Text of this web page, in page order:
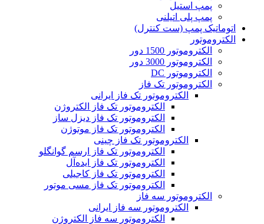
پمپ استیل
پمپ پلی اتیلنی
اتوماتیک پمپ (ست کنترل)
الکتروموتور
الکتروموتور 1500 دور
الکتروموتور 3000 دور
الکتروموتور DC
الکتروموتور تک فاز
الکتروموتور تک فاز ایرانی
الکتروموتور تک فاز الکتروژن
الکتروموتور تک فاز دیزل ساز
الکتروموتور تک فاز موتوژن
الکتروموتور تک فاز چینی
الکتروموتور تک فاز ارسم گوانگلو
الکتروموتور تک فاز ایده‌آل
الکتروموتور تک فاز کاجیلی
الکتروموتور تک فاز مسی موتور
الکتروموتور سه فاز
الکتروموتور سه فاز ایرانی
الکتروموتور سه فاز الکتروژن